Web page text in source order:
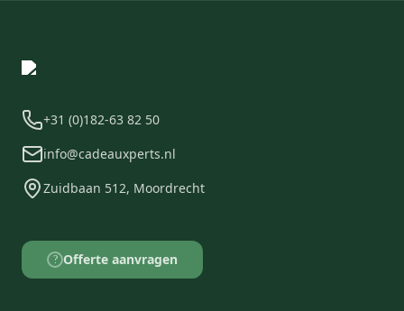
+31 (0)182-63 82 50
info@cadeauxperts.nl
Zuidbaan 512, Moordrecht
? Offerte aanvragen